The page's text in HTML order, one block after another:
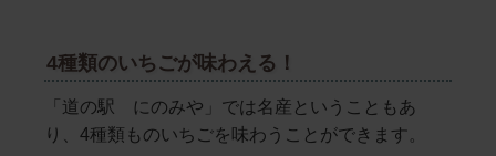
4種類のいちごが味わえる！
「道の駅 にのみや」では名産ということもあ
り、4種類ものいちごを味わうことができます。